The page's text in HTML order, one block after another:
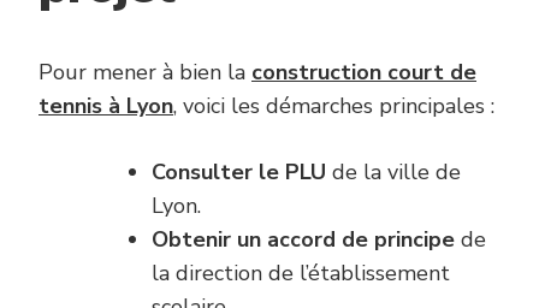
Pour mener à bien la construction court de
tennis à Lyon, voici les démarches principales :
Consulter le PLU de la ville de
Lyon.
Obtenir un accord de principe de
la direction de l’établissement